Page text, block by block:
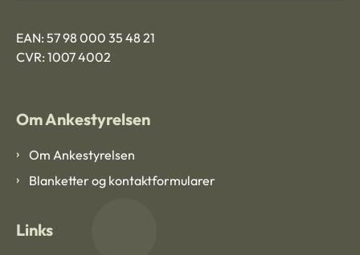
EAN: 57 98 000 35 48 21
CVR: 1007 4002
Om Ankestyrelsen
Om Ankestyrelsen
Blanketter og kontaktformularer
Links